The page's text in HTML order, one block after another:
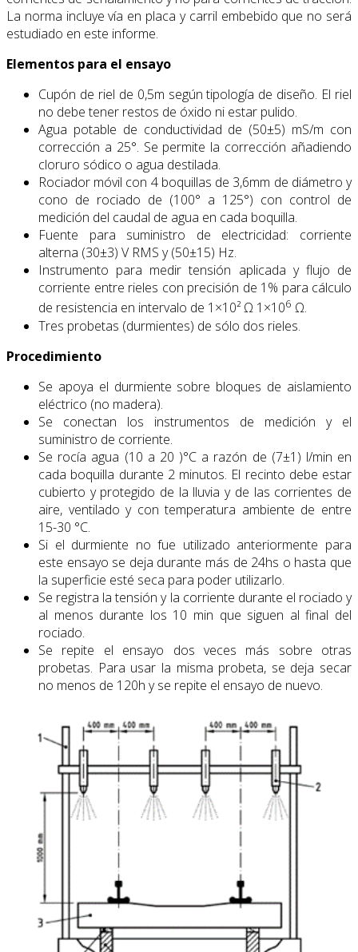
La norma incluye vía en placa y carril embebido que no será
estudiado en este informe.
Elementos para el ensayo
Cupón de riel de 0,5m según tipología de diseño. El riel
no debe tener restos de óxido ni estar pulido.
Agua potable de conductividad de (50±5) mS/m con
corrección a 25°. Se permite la corrección añadiendo
cloruro sódico o agua destilada.
Rociador móvil con 4 boquillas de 3,6mm de diámetro y
cono de rociado de (100° a 125°) con control de
medición del caudal de agua en cada boquilla.
Fuente para suministro de electricidad: corriente
alterna (30±3) V RMS y (50±15) Hz.
Instrumento para medir tensión aplicada y flujo de
corriente entre rieles con precisión de 1% para cálculo
de resistencia en intervalo de 1×10² Ω 1×106 Ω.
Tres probetas (durmientes) de sólo dos rieles.
Procedimiento
Se apoya el durmiente sobre bloques de aislamiento
eléctrico (no madera).
Se conectan los instrumentos de medición y el
suministro de corriente.
Se rocía agua (10 a 20 )°C a razón de (7±1) l/min en
cada boquilla durante 2 minutos. El recinto debe estar
cubierto y protegido de la lluvia y de las corrientes de
aire, ventilado y con temperatura ambiente de entre
15-30 °C.
Si el durmiente no fue utilizado anteriormente para
este ensayo se deja durante más de 24hs o hasta que
la superficie esté seca para poder utilizarlo.
Se registra la tensión y la corriente durante el rociado y
al menos durante los 10 min que siguen al final del
rociado.
Se repite el ensayo dos veces más sobre otras
probetas. Para usar la misma probeta, se deja secar
no menos de 120h y se repite el ensayo de nuevo.